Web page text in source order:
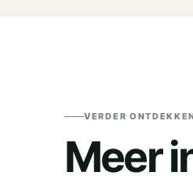
VERDER
Meer